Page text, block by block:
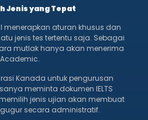
Jenis yang Tepat
menerapkan aturan khusus dan
jenis tes tertentu saja. Sebagai
mutlak hanya akan menerima
Kanada untuk pengurusan
meminta dokumen IELTS
jenis ujian akan membuat
secara administratif.